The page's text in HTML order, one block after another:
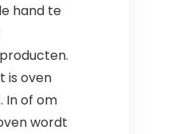
hand te
is oven
In of om
wordt